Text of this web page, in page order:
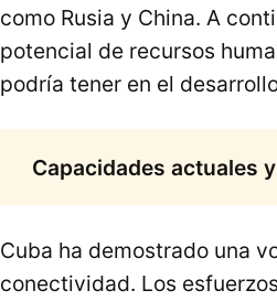
como Rusia y China. A
potencial de recursos
podría tener en el
Capacidades actuales
Cuba ha demostrado una
conectividad. Los